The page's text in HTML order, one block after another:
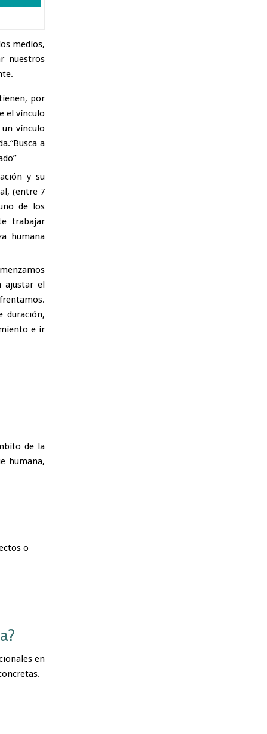
medios,
nuestros
por
el vínculo
vínculo
a
y su
(entre 7
de los
trabajar
humana
ajustar el
duración,
e ir
de la
humana,
o
en